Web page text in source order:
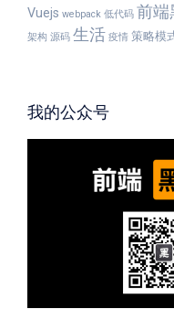
Vuejs webpack 低代码 前端
架构 源码 生活 疫情 策略模
我的公众号